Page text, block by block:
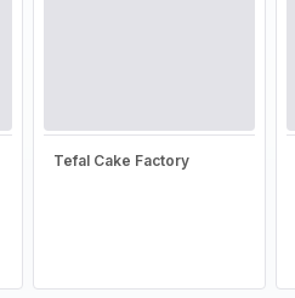
Tefal Cake Factory